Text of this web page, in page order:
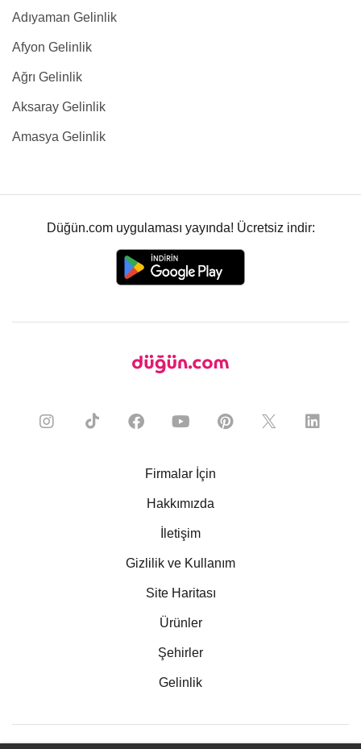
Adıyaman Gelinlik
Afyon Gelinlik
Ağrı Gelinlik
Aksaray Gelinlik
Amasya Gelinlik
Düğün.com uygulaması yayında! Ücretsiz indir:
Firmalar İçin
Hakkımızda
İletişim
Gizlilik ve Kullanım
Site Haritası
Ürünler
Şehirler
Gelinlik